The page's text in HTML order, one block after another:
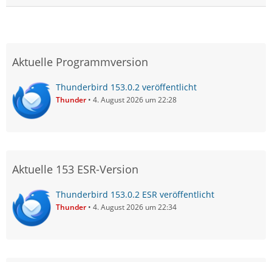
Aktuelle Programmversion
Thunderbird 153.0.2 veröffentlicht
Thunder 4. August 2026 um 22:28
Aktuelle 153 ESR-Version
Thunderbird 153.0.2 ESR veröffentlicht
Thunder 4. August 2026 um 22:34